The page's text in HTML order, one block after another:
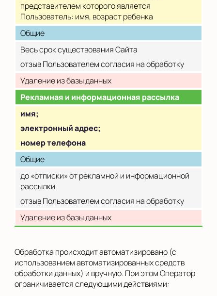
представителем которого является
Пользователь: имя, возраст ребенка
Общие
Весь срок существования Сайта
отзыв Пользователем согласия на обработку
Удаление из базы данных
Рекламная и информационная рассылка
имя;
электронный адрес;
номер телефона
Общие
до «отписки» от рекламной и информационной
рассылки
отзыв Пользователем согласия на обработку
Удаление из базы данных
Обработка происходит автоматизировано (с
использованием автоматизированных средств
обработки данных) и вручную. При этом Оператор
ограничивается следующими действиями: